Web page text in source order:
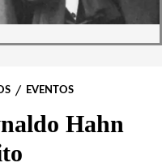
EVENTOS
Hahn